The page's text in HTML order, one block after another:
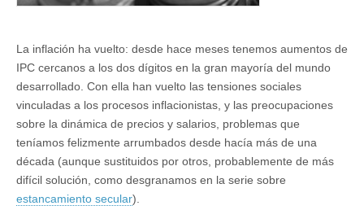
La inflación ha vuelto: desde hace meses tenemos aumentos de
IPC cercanos a los dos dígitos en la gran mayoría del mundo
desarrollado. Con ella han vuelto las tensiones sociales
vinculadas a los procesos inflacionistas, y las preocupaciones
sobre la dinámica de precios y salarios, problemas que
teníamos felizmente arrumbados desde hacía más de una
década (aunque sustituidos por otros, probablemente de más
difícil solución, como desgranamos en la serie sobre
estancamiento secular).